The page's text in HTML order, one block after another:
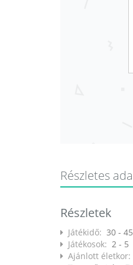
Részletes
Részletek
Játékidő: 30 -
Játékosok: 2 - 5
Ajánlott életkor: